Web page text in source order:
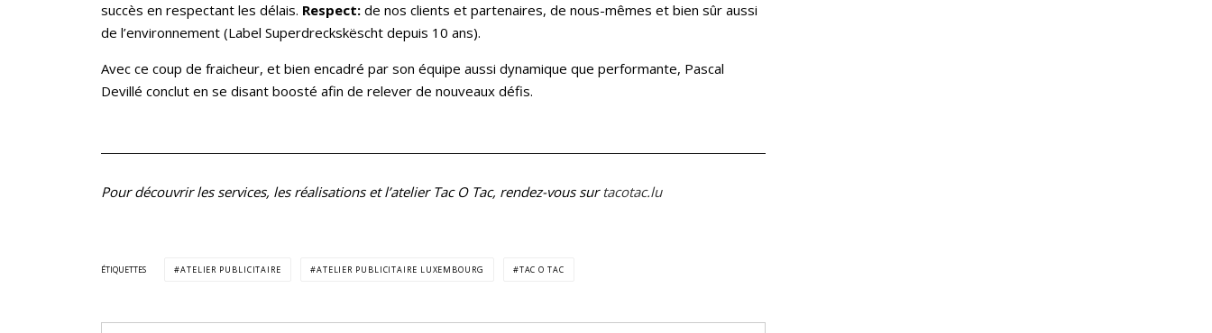
succès en respectant les délais. Respect: de nos clients et partenaires, de nous-mêmes et bien sûr aussi
de l’environnement (Label Superdreckskëscht depuis 10 ans).
Avec ce coup de fraicheur, et bien encadré par son équipe aussi dynamique que performante, Pascal
Devillé conclut en se disant boosté afin de relever de nouveaux défis.
Pour découvrir les services, les réalisations et l’atelier Tac O Tac, rendez-vous surtacotac.lu
ÉTIQUETTES ATELIER PUBLICITAIRE ATELIER PUBLICITAIRE LUXEMBOURG TAC O TAC